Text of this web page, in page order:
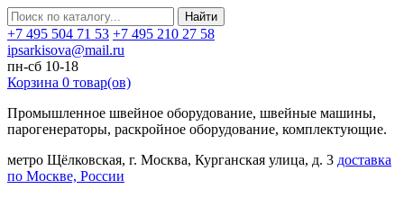
Найти
+7 495 504 71 53 +7 495 210 27 58
ipsarkisova@mail.ru
пн-сб 10-18
Корзина 0 товар(ов)
Промышленное швейное оборудование, швейные машины,
парогенераторы, раскройное оборудование, комплектующие.
метро Щёлковская, г. Москва, Курганская улица, д. 3 доставка
по Москве, России